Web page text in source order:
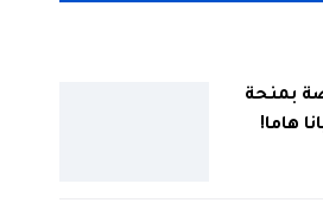
بمنحة
هاما!